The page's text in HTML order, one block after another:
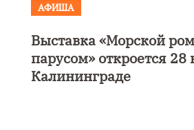
АФИША
Выставка «Морской
парусом» откроется 28
Калининграде